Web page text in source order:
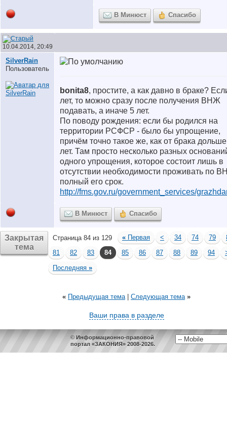
В Минюст Спасибо
10.04.2014, 20:49
SilverRain
Пользователь
bonita8, простите, а как давно в браке?
лет, то можно сразу после получения ВНЖ
подавать, а иначе 5 лет.
По поводу рождения: если бы родился на
территории РСФСР - было бы упрощение,
причём точно такое же, как от брака
лет. Там просто несколько разных
одного упрощения, которое состоит лишь в
отсутствии необходимости проживать по
полный его срок.
http://fms.gov.ru/government_services/
В Минюст Спасибо
Закрытая
тема
Страница 84 из 129 « Первая < 34 74 79
81
82 83 84 85 86 87 88 89 94
Последняя »
« Предыдущая тема| Следующая тема »
Ваши права в разделе
© Информационно-правовой
портал «ЗАКОНИЯ» 2008-2026.